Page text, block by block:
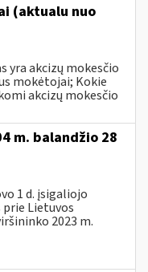
(aktualu nuo
yra akcizų mokesčio
mokėtojai; Kokie
akcizų mokesčio
m. balandžio 28
1 d. įsigaliojo
Lietuvos
2023 m.